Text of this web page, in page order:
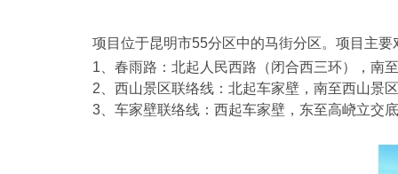
项目位于昆明市55分区中的马街分区。项目主要
1 、春雨路：北起人民西路（闭合西三环），南
2 、西山景区联络线：北起车家壁，南至西山景
3 、车家壁联络线：西起车家壁，东至高峣立交